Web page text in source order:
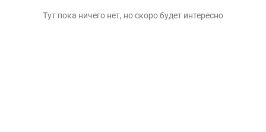
Тут пока ничего нет, но скоро будет интересно